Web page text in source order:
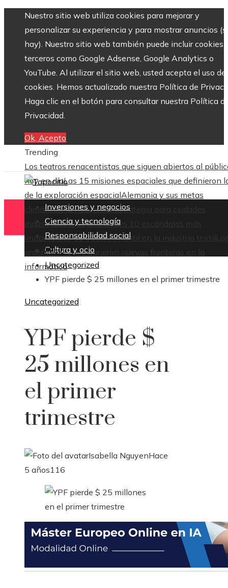
Nuestro sitio web utiliza cookies para mejorar y
personalizar su experiencia y para mostrar anuncios
hay). Nuestro sitio web también puede incluir cookies
terceros como Google Adsense, Google Analytics o
YouTube. Al utilizar el sitio web, usted acepta el uso de
cookies. Hemos actualizado nuestra Política de
Haga clic en el botón para consultar nuestra Política
Privacidad.
Ok, Acepto
Trending
Los teatros renacentistas que siguen abiertos al
hoy en díaLas 15 misiones espaciales que definieron
de la exploración espacialAlemania y sus metas
climáticas: la RSE como estrategia para ciudades
industriales más limpiasLos 10 escándalos más
impactantes de trabajo infantil en la industria textil
ordenadores que abrieron nuevas fronteras en la
informática
Inversiones y negocios
Ciencia y tecnología
Responsabilidad social
Cultura y ocio
Inicio
Uncategorized
YPF pierde $ 25 millones en el primer trimestre
Uncategorized
YPF pierde $
25 millones en
el primer
trimestre
Isabella NguyenHace
5 años116